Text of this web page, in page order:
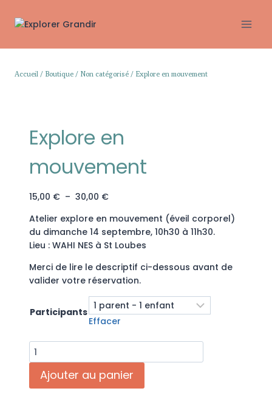
contenu
Accueil / Boutique / Non catégorisé / Explore en mouvement
Explore en
mouvement
15,00 € – 30,00 €Plage
prix :
15,00 €
à
30,00 €
Atelier explore en mouvement (éveil corporel)
du dimanche 14 septembre, 10h30 à 11h30.
Lieu : WAHI NES à St Loubes
Merci de lire le descriptif ci-dessous avant de
valider votre réservation.
Participants
Effacer
quantité
de
Explore
en
Ajouter au panier